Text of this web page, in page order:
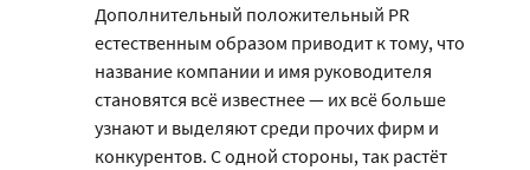
Дополнительный положительный PR
естественным образом приводит к тому, что
название компании и имя руководителя
становятся всё известнее — их всё больше
узнают и выделяют среди прочих фирм и
конкурентов. С одной стороны, так растёт